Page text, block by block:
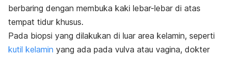
berbaring dengan membuka kaki lebar-lebar di atas
tempat tidur khusus.
Pada biopsi yang dilakukan di luar area kelamin, seperti
kutil kelamin yang ada pada vulva atau vagina, dokter